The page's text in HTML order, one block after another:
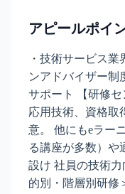
アピールポイ
・技術サービス
ンアドバイザー制
サポート 【研修
応用技術、資格取
意。 他にもeラー
る講座が多数）や
設け 社員の技術
的別・階層別研修